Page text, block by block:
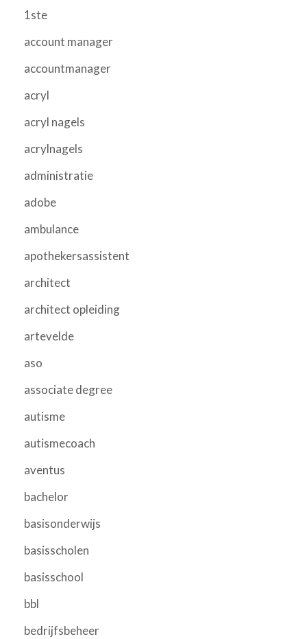
1ste
account manager
accountmanager
acryl
acryl nagels
acrylnagels
administratie
adobe
ambulance
apothekersassistent
architect
architect opleiding
artevelde
aso
associate degree
autisme
autismecoach
aventus
bachelor
basisonderwijs
basisscholen
basisschool
bbl
bedrijfsbeheer